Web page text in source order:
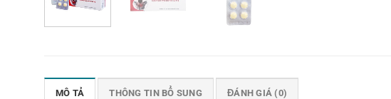
MÔ TẢ THÔNG TIN BỔ SUNG ĐÁNH GIÁ (0)